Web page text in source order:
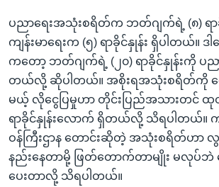
ပညာရေးအသုံးစရိတ်က ဘတ်ဂျက်ရဲ့ (၈) ရာခို
ကျန်းမာရေးက (၅) ရာခိုင်နှုန်း ရှိပါတယ်။ ဒ
ကတော့ ဘတ်ဂျက်ရဲ့ (၂၀) ရာခိုင်နှုန်းကို ပည
တယ်လို့ ဆိုပါတယ်။ အစိုးရအသုံးစရိတ်ကို လ
မယ့် လိုငွေပြမှုဟာ တိုင်းပြည်အသားတင်
ရာခိုင်နှုန်းလောက် ရှိတယ်လို့ သိရပါတယ်။
ဝန်ကြီးဌာန တောင်းဆိုတဲ့ အသုံးစရိတ်ဟ
နည်းနေတာမို့ ဖြတ်တောက်တာမျိုး မလုပ်ဘဲ
ပေးတာလို့ သိရပါတယ်။